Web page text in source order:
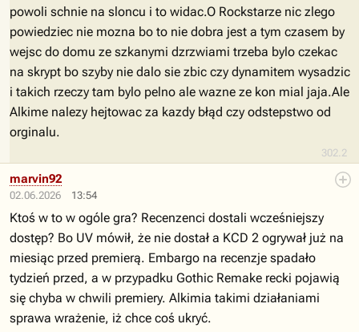
302.2
powoli schnie na sloncu i to widac.O Rockstarze nic zlego
powiedziec nie mozna bo to nie dobra jest a tym czasem by
wejsc do domu ze szkanymi dzrzwiami trzeba bylo czekac
na skrypt bo szyby nie dalo sie zbic czy dynamitem wysadzic
i takich rzeczy tam bylo pelno ale wazne ze kon mial jaja.Ale
Alkime nalezy hejtowac za kazdy błąd czy odstepstwo od
orginalu.
02.06.2026 13:54
marvin92
Ktoś w to w ogóle gra? Recenzenci dostali wcześniejszy
dostęp? Bo UV mówił, że nie dostał a KCD 2 ogrywał już na
miesiąc przed premierą. Embargo na recenzje spadało
tydzień przed, a w przypadku Gothic Remake recki pojawią
się chyba w chwili premiery. Alkimia takimi działaniami
sprawa wrażenie, iż chce coś ukryć.